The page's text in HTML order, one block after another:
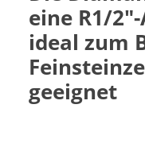
eine R1/
ideal zum
geeignet